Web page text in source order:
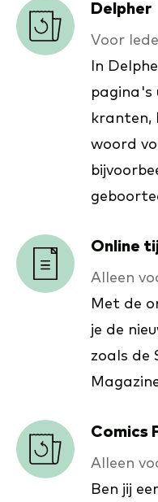
Delpher
Voor
In
pagina's
kranten,
woord
Online
Alleen
Met de
je de
zoals de
Comics
Alleen
Ben jij